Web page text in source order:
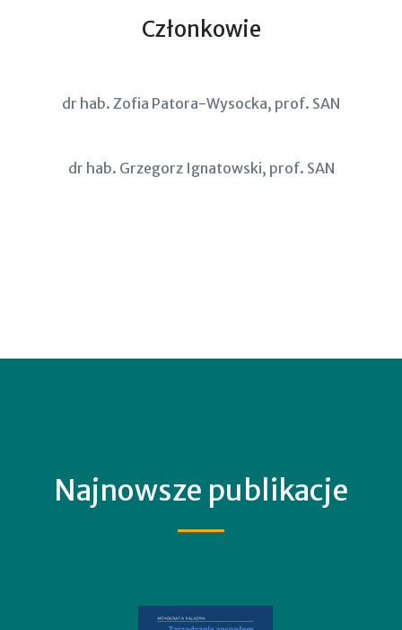
Członkowie
dr hab. Zofia Patora-Wysocka, prof. SAN
dr hab. Grzegorz Ignatowski, prof. SAN
Najnowsze publikacje